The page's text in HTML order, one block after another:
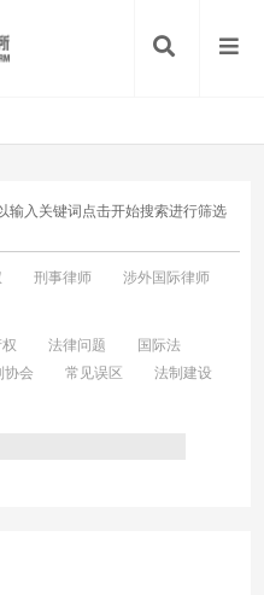
输入关键词点击开始搜索进行筛选
刑事律师
涉外国际律师
法律问题
国际法
协会 常见误区
法制建设